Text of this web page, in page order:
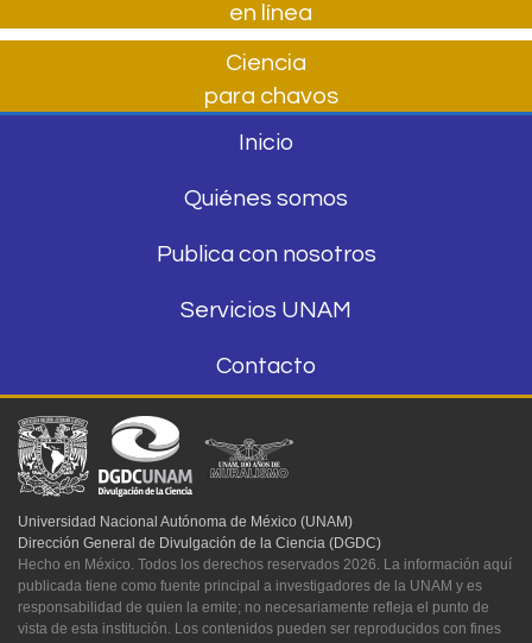
en línea
Ciencia
para chavos
Inicio
Quiénes somos
Publica con nosotros
Servicios UNAM
Contacto
Universidad Nacional Autónoma de México (UNAM)
Dirección General de Divulgación de la Ciencia (DGDC)
Hecho en México. Todos los derechos reservados 2026. La información aquí
publicada tiene como fuente principal a investigadores de la UNAM y es
responsabilidad de quien la emite; no necesariamente refleja el punto de
vista de esta institución. Los contenidos pueden ser reproducidos con fines